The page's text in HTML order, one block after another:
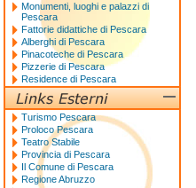
Monumenti, luoghi e palazzi di
Pescara
Fattorie didattiche di Pescara
Alberghi di Pescara
Pinacoteche di Pescara
Pizzerie di Pescara
Residence di Pescara
Turismo Pescara
Proloco Pescara
Teatro Stabile
Provincia di Pescara
Il Comune di Pescara
Regione Abruzzo